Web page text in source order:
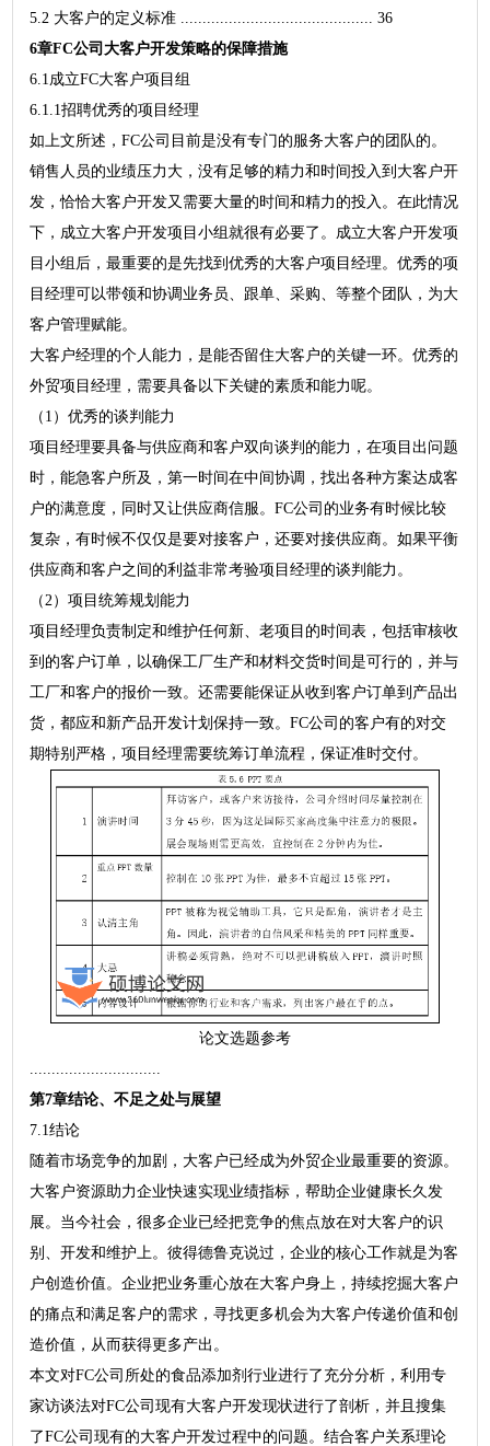
5.2 大客户的定义标准 ............................................ 36
6章FC公司大客户开发策略的保障措施
6.1成立FC大客户项目组
6.1.1招聘优秀的项目经理
如上文所述，FC公司目前是没有专门的服务大客户的团队的。
销售人员的业绩压力大，没有足够的精力和时间投入到大客户开
发，恰恰大客户开发又需要大量的时间和精力的投入。在此情况
下，成立大客户开发项目小组就很有必要了。成立大客户开发项
目小组后，最重要的是先找到优秀的大客户项目经理。优秀的项
目经理可以带领和协调业务员、跟单、采购、等整个团队，为大
客户管理赋能。
大客户经理的个人能力，是能否留住大客户的关键一环。优秀的
外贸项目经理，需要具备以下关键的素质和能力呢。
（1）优秀的谈判能力
项目经理要具备与供应商和客户双向谈判的能力，在项目出问题
时，能急客户所及，第一时间在中间协调，找出各种方案达成客
户的满意度，同时又让供应商信服。FC公司的业务有时候比较
复杂，有时候不仅仅是要对接客户，还要对接供应商。如果平衡
供应商和客户之间的利益非常考验项目经理的谈判能力。
（2）项目统筹规划能力
项目经理负责制定和维护任何新、老项目的时间表，包括审核收
到的客户订单，以确保工厂生产和材料交货时间是可行的，并与
工厂和客户的报价一致。还需要能保证从收到客户订单到产品出
货，都应和新产品开发计划保持一致。FC公司的客户有的对交
期特别严格，项目经理需要统筹订单流程，保证准时交付。
论文选题参考
第7章结论、不足之处与展望
7.1结论
随着市场竞争的加剧，大客户已经成为外贸企业最重要的资源。
大客户资源助力企业快速实现业绩指标，帮助企业健康长久发
展。当今社会，很多企业已经把竞争的焦点放在对大客户的识
别、开发和维护上。彼得德鲁克说过，企业的核心工作就是为客
户创造价值。企业把业务重心放在大客户身上，持续挖掘大客户
的痛点和满足客户的需求，寻找更多机会为大客户传递价值和创
造价值，从而获得更多产出。
本文对FC公司所处的食品添加剂行业进行了充分分析，利用专
家访谈法对FC公司现有大客户开发现状进行了剖析，并且搜集
了FC公司现有的大客户开发过程中的问题。结合客户关系理论